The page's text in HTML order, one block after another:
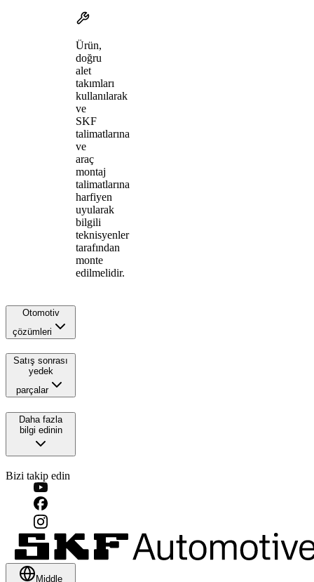
Ürün,
doğru
alet
takımları
kullanılarak
ve
SKF
talimatlarına
ve
araç
montaj
talimatlarına
harfiyen
uyularak
bilgili
teknisyenler
tarafından
monte
edilmelidir.
Otomotiv
çözümleri
Satış sonrası
yedek
parçalar
Daha fazla
bilgi edinin
Bizi takip edin
Middle